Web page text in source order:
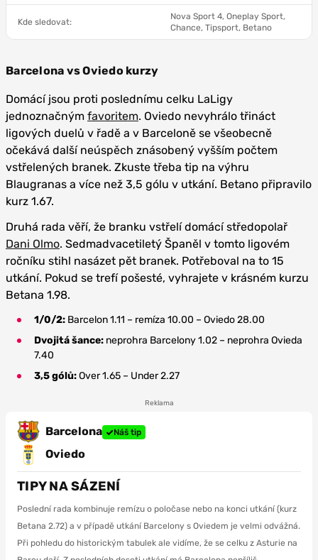
Kde sledovat:
Nova Sport 4, Oneplay Sport,
Chance, Tipsport, Betano
Barcelona vs Oviedo kurzy
Domácí jsou proti poslednímu celku LaLigy
jednoznačným favoritem. Oviedo nevyhrálo třináct
ligových duelů v řadě a v Barceloně se všeobecně
očekává další neúspěch znásobený vyšším počtem
vstřelených branek. Zkuste třeba tip na výhru
Blaugranas a více než 3,5 gólu v utkání. Betano připravilo
kurz 1.67.
Druhá rada věří, že branku vstřelí domácí středopolař
Dani Olmo. Sedmadvacetiletý Španěl v tomto ligovém
ročníku stihl nasázet pět branek. Potřeboval na to 15
utkání. Pokud se trefí pošesté, vyhrajete v krásném kurzu
Betana 1.98.
1/0/2: Barcelon 1.11 – remíza 10.00 – Oviedo 28.00
Dvojitá šance: neprohra Barcelony 1.02 – neprohra Ovieda
7.40
3,5 gólů:Over 1.65 – Under 2.27
Reklama
Barcelona Náš tip
Oviedo
TIPY NA SÁZENÍ
Poslední rada kombinuje remízu o poločase nebo na konci utkání (kurz
Betana 2.72) a v případě utkání Barcelony s Oviedem je velmi odvážná.
Při pohledu do historickým tabulek ale vidíme, že se celku z Asturie na